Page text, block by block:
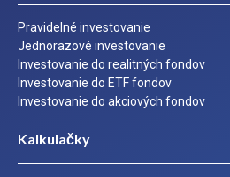
Pravidelné investovanie
Jednorazové investovanie
Investovanie do realitných fondov
Investovanie do ETF fondov
Investovanie do akciových fondov
Kalkulačky